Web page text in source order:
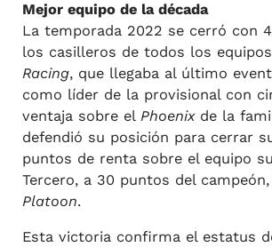
Mejor equipo de la década
La temporada 2022 se cerró con
los casilleros de todos los equipos
Racing, que llegaba al último
como líder de la provisional con
ventaja sobre el Phoenixde la
defendió su posición para cerrar
puntos de renta sobre el equipo
Tercero, a 30 puntos del
Platoon.
Esta victoria confirma el estatus